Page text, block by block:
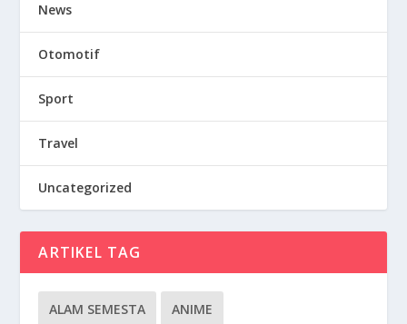
News
Otomotif
Sport
Travel
Uncategorized
ARTIKEL TAG
ALAM SEMESTA ANIME